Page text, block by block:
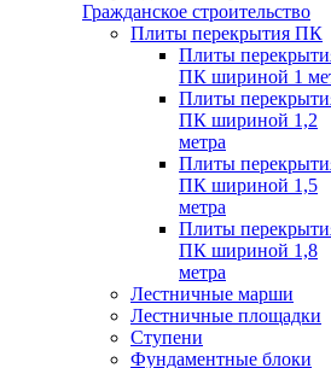
Гражданское строительство
Плиты перекрытия ПК
Плиты
ПК шириной 1
Плиты
ПК шириной 1,2
метра
Плиты
ПК шириной 1,5
метра
Плиты
ПК шириной 1,8
метра
Лестничные марши
Лестничные площадки
Ступени
Фундаментные блоки